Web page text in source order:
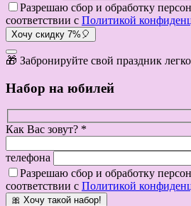
Разрешаю сбор и обработку
соответствии с Политикой
Хочу скидку 7%🎈
🎁 Забронируйте свой праздник
Набор на юбилей
Как Вас зовут? *
телефона
Разрешаю сбор и обработку
соответствии с Политикой
🎀 Хочу такой набор!